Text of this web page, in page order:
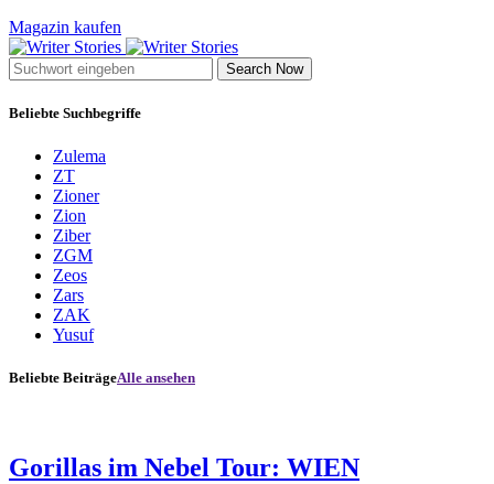
Magazin kaufen
Search Now
Beliebte Suchbegriffe
Zulema
ZT
Zioner
Zion
Ziber
ZGM
Zeos
Zars
ZAK
Yusuf
Beliebte BeiträgeAlle ansehen
Gorillas im Nebel Tour: WIEN